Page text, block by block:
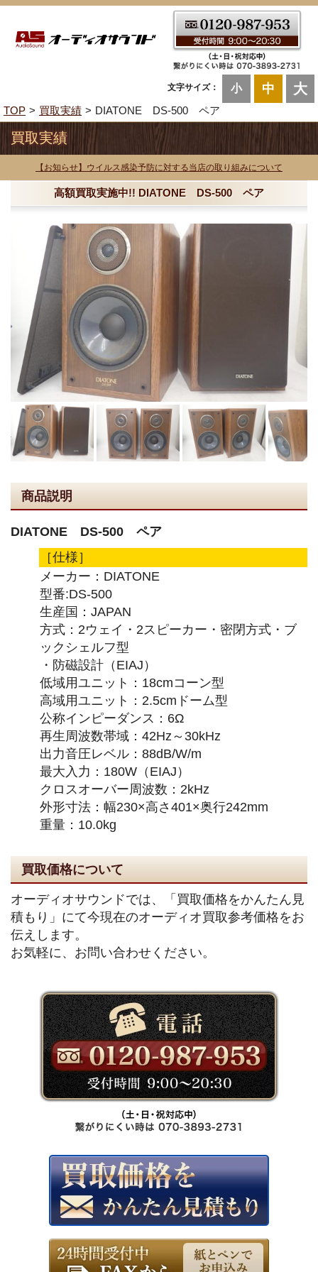
文字サイズ： 小 中 大
TOP 買取実績 DIATONE DS-500 ペア
買取実績
【お知らせ】ウイルス感染予防に対する当店の取り組みについて
高額買取実施中!! DIATONE DS-500 ペア
商品説明
DIATONE DS-500 ペア
［仕様］
メーカー：DIATONE
型番:DS-500
生産国：JAPAN
方式：2ウェイ・2スピーカー・密閉方式・ブ
ックシェルフ型
・防磁設計（EIAJ）
低域用ユニット：18cmコーン型
高域用ユニット：2.5cmドーム型
公称インピーダンス：6Ω
再生周波数帯域：42Hz～30kHz
出力音圧レベル：88dB/W/m
最大入力：180W（EIAJ）
クロスオーバー周波数：2kHz
外形寸法：幅230×高さ401×奥行242mm
重量：10.0kg
買取価格について
オーディオサウンドでは、「買取価格をかんたん見
積もり」にて今現在のオーディオ買取参考価格をお
伝えします。
お気軽に、お問い合わせください。